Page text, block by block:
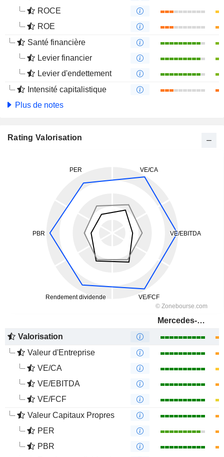
ROCE
ROE
Santé financière
Levier financier
Levier d'endettement
Intensité capitalistique
Plus de notes
Rating Valorisation
Mercedes-Benz Group AG
Valorisation
Valeur d'Entreprise
VE/CA
VE/EBITDA
VE/FCF
Valeur Capitaux Propres
PER
PBR